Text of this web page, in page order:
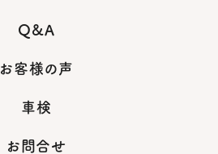
Q&A
お客様の声
車検
お問合せ